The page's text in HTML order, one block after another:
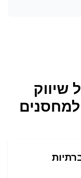
שיווק
למחסנים